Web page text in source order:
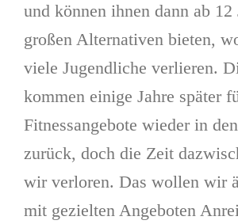
und können ihnen dann ab 12
großen Alternativen bieten,
viele Jugendliche verlieren.
kommen einige Jahre später
Fitnessangebote wieder in
zurück, doch die Zeit
wir verloren. Das wollen wir
mit gezielten Angeboten